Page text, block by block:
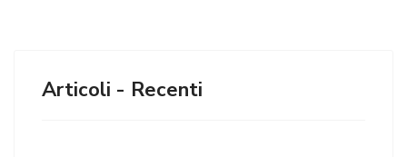
Articoli - Recenti